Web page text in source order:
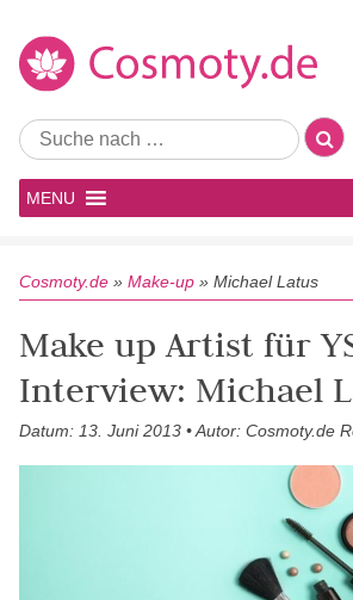
MENU
Cosmoty.de » Make-up » Michael Latus
Make up Artist für
Interview: Michael
Datum: 13. Juni 2013 • Autor: Cosmoty.de